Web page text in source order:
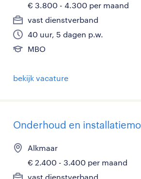
€ 3.800 - 4.300 per maand
vast dienstverband
40 uur, 5 dagen p.w.
MBO
bekijk vacature
Onderhoud en
Alkmaar
€ 2.400 - 3.400 per maand
vast dienstverband